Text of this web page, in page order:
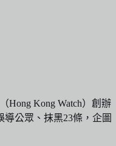
Hong Kong Watch）創辦
導公眾、抹黑23條，企圖